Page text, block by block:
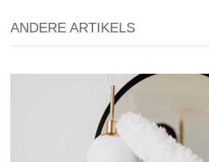
ANDERE ARTIKELS